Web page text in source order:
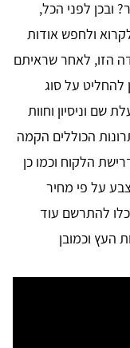
ובכן לפני הכל,
ולחפש אודות
הזו, לאחר שראיתם
להחליט על סוג
וניסיון וחוות
הכוללים הקמה
הלקוח וכמו כן
על פי מחיר
להתרשם עוד
העץ וכמובן